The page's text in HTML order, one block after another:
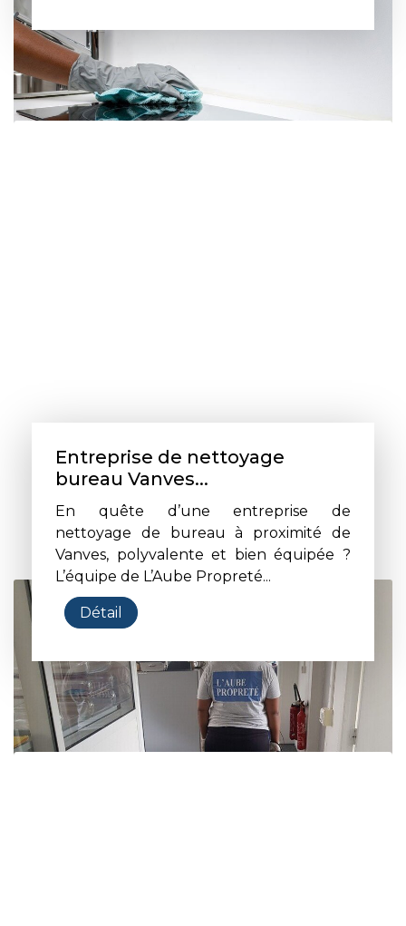
Entreprise de nettoyage
bureau Vanves...
En quête d’une entreprise de
nettoyage de bureau à proximité de
Vanves, polyvalente et bien équipée ?
L’équipe de L’Aube Propreté...
Détail